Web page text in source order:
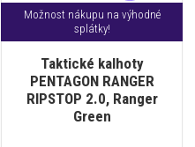
Možnost nákupu na výhodné
splátky!
Taktické kalhoty
PENTAGON RANGER
RIPSTOP 2.0, Ranger
Green